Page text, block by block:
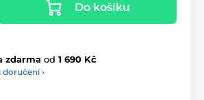
Do košíku
zdarma od 1 690 Kč
›